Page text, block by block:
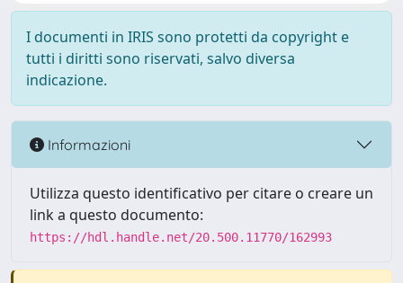
I documenti in IRIS sono protetti da copyright e
tutti i diritti sono riservati, salvo diversa
indicazione.
Informazioni
Utilizza questo identificativo per citare o creare un
link a questo documento:
https://hdl.handle.net/20.500.11770/162993